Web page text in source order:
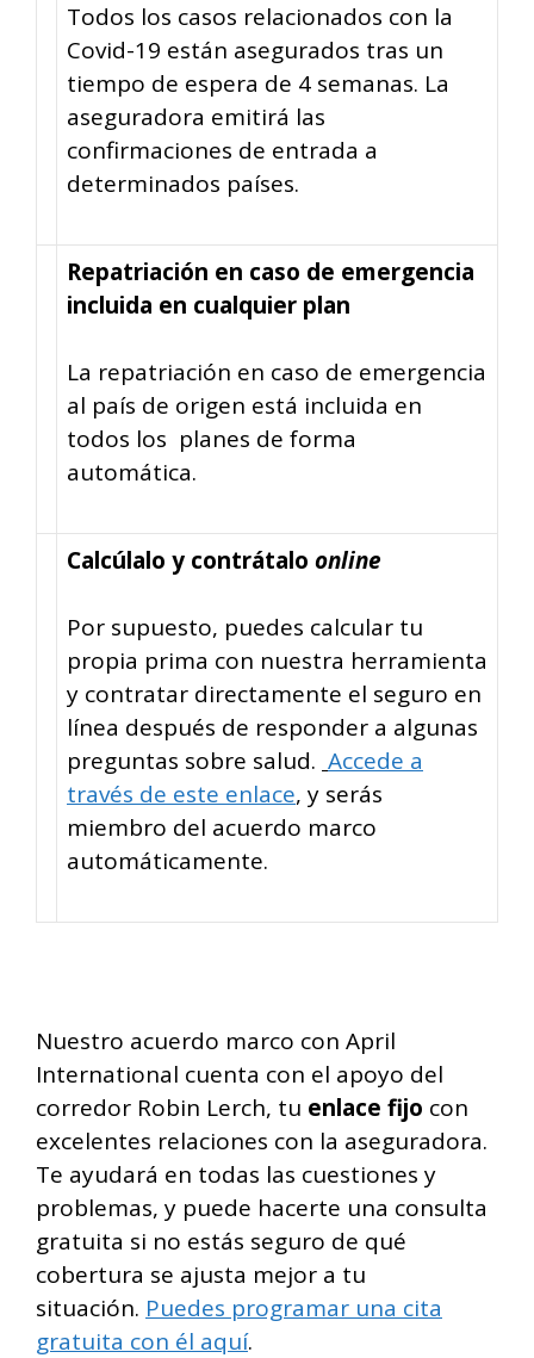
Todos los casos relacionados con la
Covid-19 están asegurados tras un
tiempo de espera de 4 semanas. La
aseguradora emitirá las
confirmaciones de entrada a
determinados países.
Repatriación en caso de emergencia
incluida en cualquier plan
La repatriación en caso de emergencia
al país de origen está incluida en
todos los planes de forma
automática.
Calcúlalo y contrátalo online
Por supuesto, puedes calcular tu
propia prima con nuestra herramienta
y contratar directamente el seguro en
línea después de responder a algunas
preguntas sobre salud. Accede a
través de este enlace, y serás
miembro del acuerdo marco
automáticamente.
Nuestro acuerdo marco con April
International cuenta con el apoyo del
corredor Robin Lerch, tu enlace fijo con
excelentes relaciones con la aseguradora.
Te ayudará en todas las cuestiones y
problemas, y puede hacerte una consulta
gratuita si no estás seguro de qué
cobertura se ajusta mejor a tu
situación. Puedes programar una cita
gratuita con él aquí.